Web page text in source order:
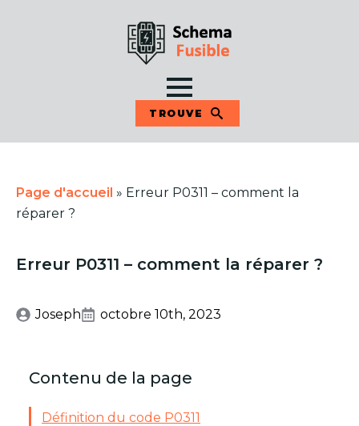
TROUVE
Page d'accueil » Erreur P0311 – comment la
réparer ?
Erreur P0311 – comment la réparer ?
Joseph octobre 10th, 2023
Contenu de la page
Définition du code P0311